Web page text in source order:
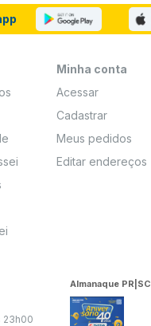
Minha conta
Acessar
Cadastrar
Meus pedidos
Editar endereços
23h00
Almanaque PR|SC